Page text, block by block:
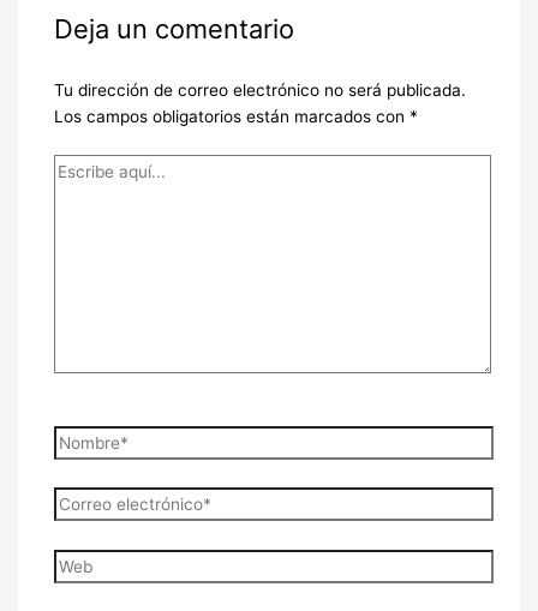
Deja un comentario
Tu dirección de correo electrónico no será publicada.
Los campos obligatorios están marcados con *
Escribe
Nombre*
Correo
electrónico*
Web